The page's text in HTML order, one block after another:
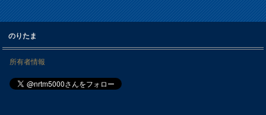
のりたま
所有者情報